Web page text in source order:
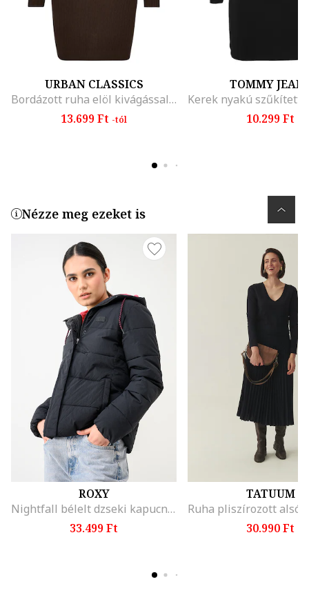
URBAN CLASSICS
Bordázott ruha elöl kivágással, Sötétbarna
13.699 Ft -tól
TOMMY
10.299 Ft
Nézze meg ezeket is
ROXY
Nightfall bélelt dzseki kapucnival, Fekete
33.499 Ft
TATUUM
30.990 Ft